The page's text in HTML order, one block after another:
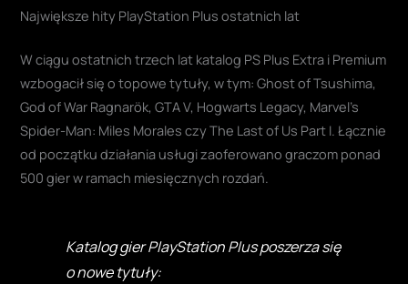
Największe hity PlayStation Plus ostatnich lat
W ciągu ostatnich trzech lat katalog PS Plus Extra i Premium
wzbogacił się o topowe tytuły, w tym: Ghost of Tsushima,
God of War Ragnarök, GTA V, Hogwarts Legacy, Marvel’s
Spider-Man: Miles Morales czy The Last of Us Part I. Łącznie
od początku działania usługi zaoferowano graczom ponad
500 gier w ramach miesięcznych rozdań.
Katalog gier PlayStation Plus poszerza się
o nowe tytuły: